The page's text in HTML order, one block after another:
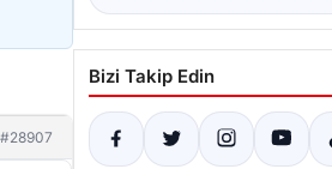
#28907
Bizi Takip Edin